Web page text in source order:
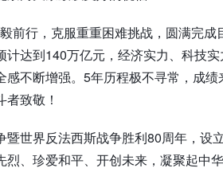
前行，克服重重困难挑战，圆满完
达到140万亿元，经济实力、科技
不断增强。5年历程极不寻常，成
致敬！
世界反法西斯战争胜利80周年，设
、珍爱和平、开创未来，凝聚起中